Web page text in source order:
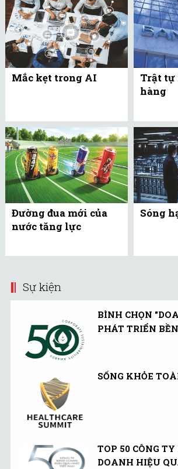
Mắc kẹt trong AI
Trật tự
hàng
Đường đua mới của
nước tăng lực
Sóng
Sự kiện
BÌNH CHỌN
PHÁT TRIỂN
SỐNG KHỎE
TOP 50 CÔNG
DOANH HIỆU